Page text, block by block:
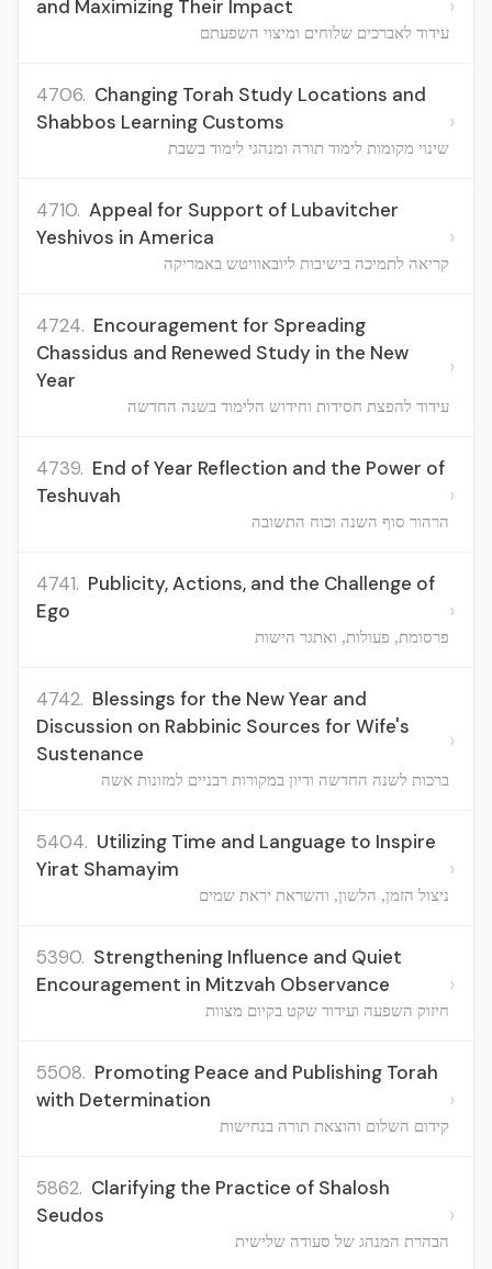
and Maximizing Their Impact
עידוד לאברכים שלוחים ומיצוי השפעתם
4706. Changing Torah Study Locations and
Shabbos Learning Customs
שינוי מקומות לימוד תורה ומנהגי לימוד בשבת
›
4710. Appeal for Support of Lubavitcher
Yeshivos in America
קריאה לתמיכה בישיבות ליובאוויטש באמריקה
›
4724. Encouragement for Spreading
Chassidus and Renewed Study in the New
Year
עידוד להפצת חסידות וחידוש הלימוד בשנה החדשה
›
4739. End of Year Reflection and the Power of
Teshuvah
הרהור סוף השנה וכוח התשובה
›
4741. Publicity, Actions, and the Challenge of
Ego
פרסומת, פעולות, ואתגר הישות
›
4742. Blessings for the New Year and
Discussion on Rabbinic Sources for Wife's
Sustenance
ברכות לשנה החדשה ודיון במקורות רבניים למזונות אשה
›
5404. Utilizing Time and Language to Inspire
Yirat Shamayim
ניצול הזמן, הלשון, והשראת יראת שמים
›
5390. Strengthening Influence and Quiet
Encouragement in Mitzvah Observance
חיזוק השפעה ועידוד שקט בקיום מצוות
›
5508. Promoting Peace and Publishing Torah
with Determination
קידום השלום והוצאת תורה בנחישות
›
5862. Clarifying the Practice of Shalosh
Seudos
הבהרת המנהג של סעודה שלישית
›